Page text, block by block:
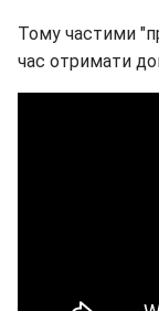
Тому частими
час отримати